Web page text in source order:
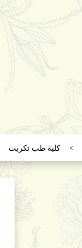
كلية طب تكريت